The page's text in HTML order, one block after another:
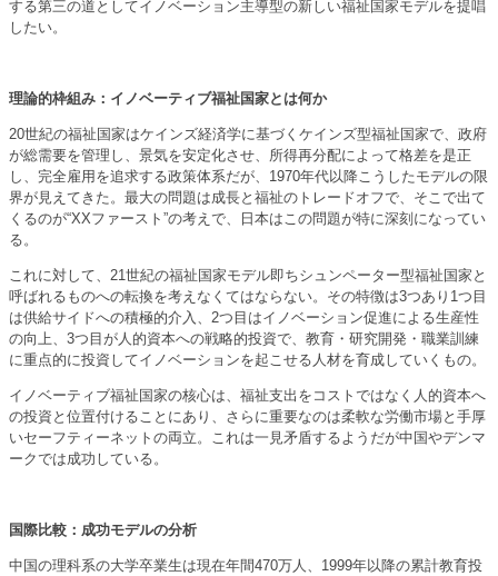
する第三の道としてイノベーション主導型の新しい福祉国家モデルを提唱
したい。
理論的枠組み：イノベーティブ福祉国家とは何か
20世紀の福祉国家はケインズ経済学に基づくケインズ型福祉国家で、政府
が総需要を管理し、景気を安定化させ、所得再分配によって格差を是正
し、完全雇用を追求する政策体系だが、1970年代以降こうしたモデルの限
界が見えてきた。最大の問題は成長と福祉のトレードオフで、そこで出て
くるのが“XXファースト”の考えで、日本はこの問題が特に深刻になってい
る。
これに対して、21世紀の福祉国家モデル即ちシュンペーター型福祉国家と
呼ばれるものへの転換を考えなくてはならない。その特徴は3つあり1つ目
は供給サイドへの積極的介入、2つ目はイノベーション促進による生産性
の向上、3つ目が人的資本への戦略的投資で、教育・研究開発・職業訓練
に重点的に投資してイノベーションを起こせる人材を育成していくもの。
イノベーティブ福祉国家の核心は、福祉支出をコストではなく人的資本へ
の投資と位置付けることにあり、さらに重要なのは柔軟な労働市場と手厚
いセーフティーネットの両立。これは一見矛盾するようだが中国やデンマ
ークでは成功している。
国際比較：成功モデルの分析
中国の理科系の大学卒業生は現在年間470万人、1999年以降の累計教育投